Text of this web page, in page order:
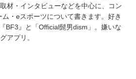
材・インタビューなどを中心に、コン
・eスポーツについて書きます。好き
BF3』と「Official髭男dism」。嫌いな
アプリ。